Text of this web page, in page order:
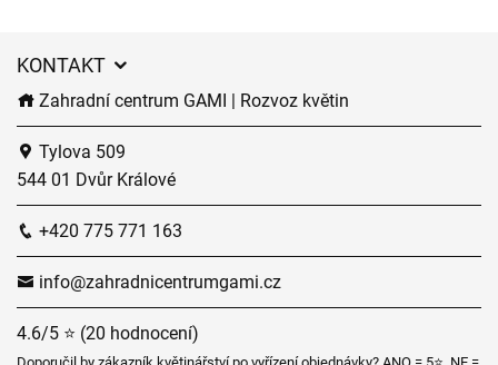
KONTAKT
Zahradní centrum GAMI | Rozvoz květin
Tylova 509
544 01 Dvůr Králové
+420 775 771 163
info@zahradnicentrumgami.cz
4.6/5 ⭐ (20 hodnocení)